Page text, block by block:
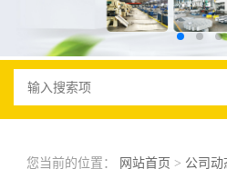
您当前的位置： 网站首页 > 公司动